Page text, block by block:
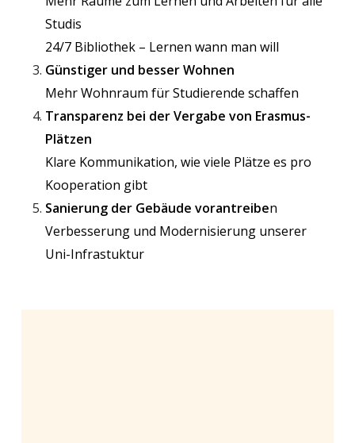
Studis
24/7 Bibliothek – Lernen wann man will
Günstiger und besser Wohnen
Mehr Wohnraum für Studierende schaffen
Transparenz bei der Vergabe von Erasmus-
Plätzen
Klare Kommunikation, wie viele Plätze es pro
Kooperation gibt
Sanierung der Gebäude vorantreiben
Verbesserung und Modernisierung unserer
Uni-Infrastuktur